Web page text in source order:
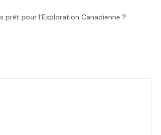
prêt pour l'Exploration Canadienne ?